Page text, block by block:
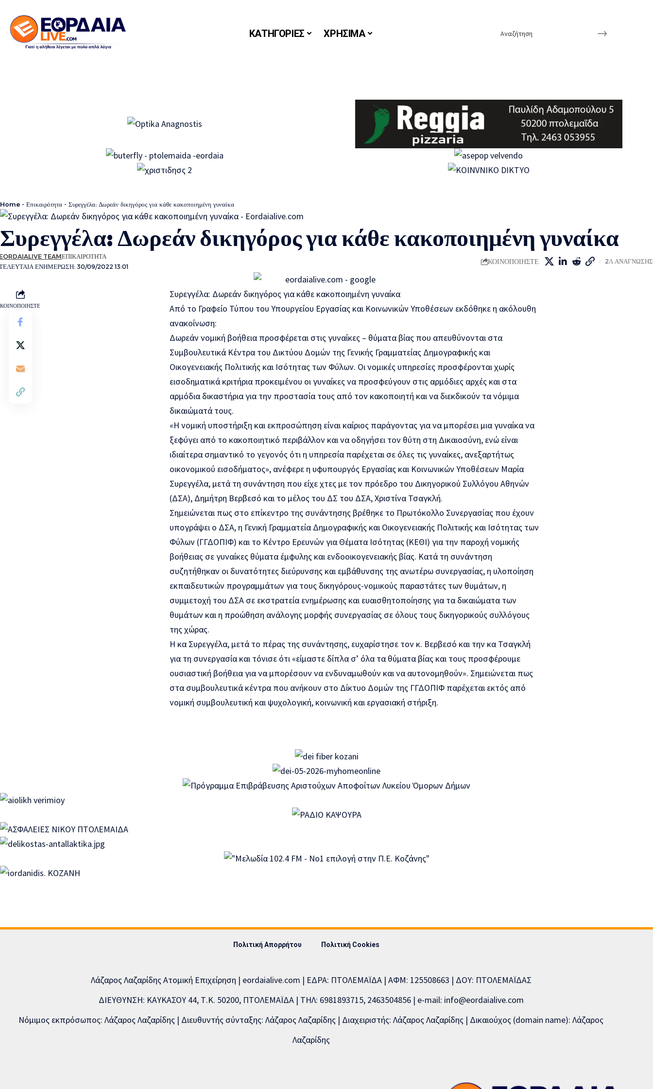
ΚΑΤΗΓΟΡΙΕΣ ΧΡΗΣΙΜΑ
Home - Επικαιρότητα - Συρεγγέλα: Δωρεάν δικηγόρος για κάθε κακοποιημένη γυναίκα
Συρεγγέλα: Δωρεάν δικηγόρος για κάθε κακοποιημένη γυναίκα
ΕΝΗΜΕΡΩΣΗ: 30/09/2022 13:01
TEAMΕΠΙΚΑΙΡΟΤΗΤΑ
ΚΟΙΝΟΠΟΙΗΣΤΕ 2Λ ΑΝΑΓΝΩΣΗΣ
ΚΟΙΝΟΠΟΙΗΣΤΕ
Συρεγγέλα: Δωρεάν δικηγόρος για κάθε κακοποιημένη γυναίκα
Από το Γραφείο Τύπου του Υπουργείου Εργασίας και Κοινωνικών Υποθέσεων εκδόθηκε η ακόλουθη
ανακοίνωση:
Δωρεάν νομική βοήθεια προσφέρεται στις γυναίκες – θύματα βίας που απευθύνονται στα
Συμβουλευτικά Κέντρα του Δικτύου Δομών της Γενικής Γραμματείας Δημογραφικής και
Οικογενειακής Πολιτικής και Ισότητας των Φύλων. Οι νομικές υπηρεσίες προσφέρονται χωρίς
εισοδηματικά κριτήρια προκειμένου οι γυναίκες να προσφεύγουν στις αρμόδιες αρχές και στα
αρμόδια δικαστήρια για την προστασία τους από τον κακοποιητή και να διεκδικούν τα νόμιμα
δικαιώματά τους.
«Η νομική υποστήριξη και εκπροσώπηση είναι καίριος παράγοντας για να μπορέσει μια γυναίκα να
ξεφύγει από το κακοποιητικό περιβάλλον και να οδηγήσει τον θύτη στη Δικαιοσύνη, ενώ είναι
ιδιαίτερα σημαντικό το γεγονός ότι η υπηρεσία παρέχεται σε όλες τις γυναίκες, ανεξαρτήτως
οικονομικού εισοδήματος», ανέφερε η υφυπουργός Εργασίας και Κοινωνικών Υποθέσεων Μαρία
Συρεγγέλα, μετά τη συνάντηση που είχε χτες με τον πρόεδρο του Δικηγορικού Συλλόγου Αθηνών
(ΔΣΑ), Δημήτρη Βερβεσό και το μέλος του ΔΣ του ΔΣΑ, Χριστίνα Τσαγκλή.
Σημειώνεται πως στο επίκεντρο της συνάντησης βρέθηκε το Πρωτόκολλο Συνεργασίας που έχουν
υπογράψει ο ΔΣΑ, η Γενική Γραμματεία Δημογραφικής και Οικογενειακής Πολιτικής και Ισότητας των
Φύλων (ΓΓΔΟΠΙΦ) και το Κέντρο Ερευνών για Θέματα Ισότητας (ΚΕΘΙ) για την παροχή νομικής
βοήθειας σε γυναίκες θύματα έμφυλης και ενδοοικογενειακής βίας. Κατά τη συνάντηση
συζητήθηκαν οι δυνατότητες διεύρυνσης και εμβάθυνσης της ανωτέρω συνεργασίας, η υλοποίηση
εκπαιδευτικών προγραμμάτων για τους δικηγόρους-νομικούς παραστάτες των θυμάτων, η
συμμετοχή του ΔΣΑ σε εκστρατεία ενημέρωσης και ευαισθητοποίησης για τα δικαιώματα των
θυμάτων και η προώθηση ανάλογης μορφής συνεργασίας σε όλους τους δικηγορικούς συλλόγους
της χώρας.
Η κα Συρεγγέλα, μετά το πέρας της συνάντησης, ευχαρίστησε τον κ. Βερβεσό και την κα Τσαγκλή
για τη συνεργασία και τόνισε ότι «είμαστε δίπλα σ’ όλα τα θύματα βίας και τους προσφέρουμε
ουσιαστική βοήθεια για να μπορέσουν να ενδυναμωθούν και να αυτονομηθούν». Σημειώνεται πως
στα συμβουλευτικά κέντρα που ανήκουν στο Δίκτυο Δομών της ΓΓΔΟΠΙΦ παρέχεται εκτός από
νομική συμβουλευτική και ψυχολογική, κοινωνική και εργασιακή στήριξη.
Πολιτική Απορρήτου Πολιτική Cookies
Λάζαρος Λαζαρίδης Ατομική Επιχείρηση | eordaialive.com | ΕΔΡΑ: ΠΤΟΛΕΜΑΪΔΑ | ΑΦΜ: 125508663 | ΔΟΥ: ΠΤΟΛΕΜΑΪΔΑΣ
ΔΙΕΥΘΥΝΣΗ: ΚΑΥΚΑΣΟΥ 44, Τ.Κ. 50200, ΠΤΟΛΕΜΑΪΔΑ | ΤΗΛ: 6981893715, 2463504856 | e-mail: info@eordaialive.com
Νόμιμος εκπρόσωπος: Λάζαρος Λαζαρίδης | Διευθυντής σύνταξης: Λάζαρος Λαζαρίδης | Διαχειριστής: Λάζαρος Λαζαρίδης | Δικαιούχος (domain name): Λάζαρος
Λαζαρίδης